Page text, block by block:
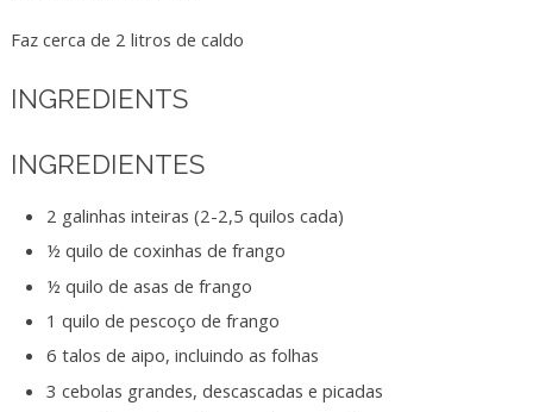
Faz cerca de 2 litros de caldo
INGREDIENTS
INGREDIENTES
2 galinhas inteiras (2-2,5 quilos cada)
½ quilo de coxinhas de frango
½ quilo de asas de frango
1 quilo de pescoço de frango
6 talos de aipo, incluindo as folhas
3 cebolas grandes, descascadas e picadas